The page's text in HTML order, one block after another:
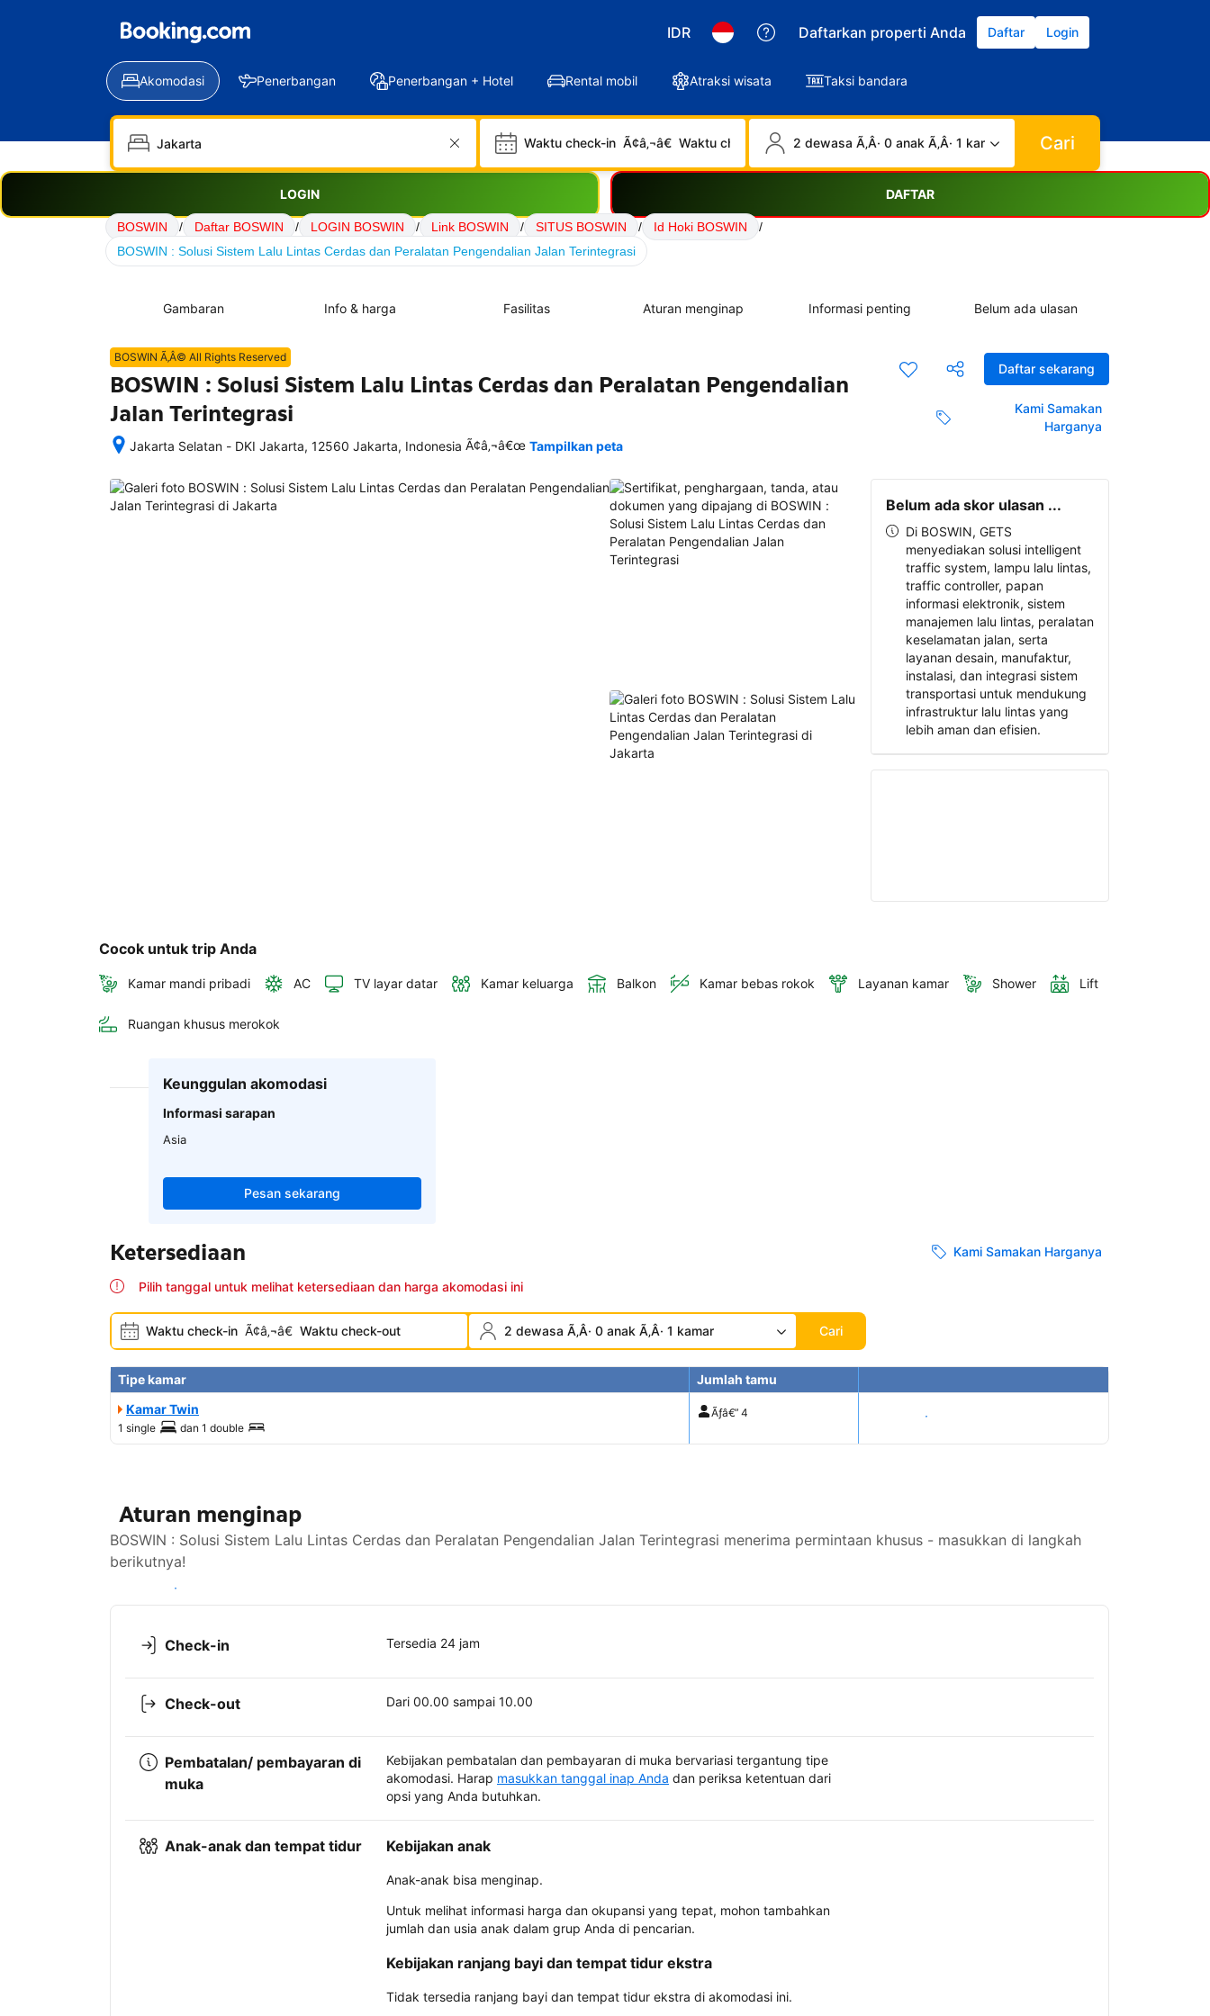
IDR Daftarkan properti Anda Daftar Login
Akomodasi Penerbangan Penerbangan + Hotel Rental mobil Atraksi wisata Taksi bandara
Waktu check-in Ã¢â‚¬â€ Waktu check-out 2 dewasa Ã‚Â· 0 anak Ã‚Â· 1 kamar Cari
LOGIN DAFTAR
BOSWIN / Daftar BOSWIN / LOGIN BOSWIN / Link BOSWIN / SITUS BOSWIN / Id Hoki BOSWIN
/
BOSWIN : Solusi Sistem Lalu Lintas Cerdas dan Peralatan Pengendalian Jalan Terintegrasi
Gambaran Info & harga Fasilitas Aturan menginap Informasi penting Belum ada ulasan
Daftar sekarang
Kami Samakan
Harganya
BOSWIN Ã‚Â© All Rights Reserved
BOSWIN : Solusi Sistem Lalu Lintas Cerdas dan Peralatan Pengendalian
Jalan Terintegrasi
Jakarta Selatan - DKI Jakarta, 12560 Jakarta, Indonesia
memesan,
semua
Ã¢â‚¬â€œ Tampilkan peta
Belum ada skor ulasan ...
Di BOSWIN, GETS
menyediakan solusi intelligent
traffic system, lampu lalu lintas,
traffic controller, papan
informasi elektronik, sistem
manajemen lalu lintas, peralatan
keselamatan jalan, serta
layanan desain, manufaktur,
instalasi, dan integrasi sistem
transportasi untuk mendukung
infrastruktur lalu lintas yang
lebih aman dan efisien.
Cocok untuk trip Anda
Kamar mandi pribadi AC TV layar datar Kamar keluarga Balkon Kamar bebas rokok Layanan kamar Shower Lift
Ruangan khusus merokok
Keunggulan akomodasi
Informasi sarapan
Asia
Pesan sekarang
Ketersediaan Kami Samakan Harganya
Pilih tanggal untuk melihat ketersediaan dan harga akomodasi ini
Waktu check-in Ã¢â‚¬â€ Waktu check-out 2 dewasa Ã‚Â· 0 anak Ã‚Â· 1 kamar Cari
Tipe kamar
Jumlah tamu
Kamar Twin
1 single dan 1 double
Ãƒâ€” 4 Tampilkan harga
Aturan menginap
BOSWIN : Solusi Sistem Lalu Lintas Cerdas dan Peralatan Pengendalian Jalan Terintegrasi menerima permintaan khusus - masukkan di langkah
berikutnya!
Lihat ketersediaan
Check-in Tersedia 24 jam
Check-out Dari 00.00 sampai 10.00
Pembatalan/ pembayaran di
muka
Kebijakan pembatalan dan pembayaran di muka bervariasi tergantung tipe
akomodasi. Harap masukkan tanggal inap Anda dan periksa ketentuan dari
opsi yang Anda butuhkan.
Anak-anak dan tempat tidur Kebijakan anak
Anak-anak bisa menginap.
Untuk melihat informasi harga dan okupansi yang tepat, mohon tambahkan
jumlah dan usia anak dalam grup Anda di pencarian.
Kebijakan ranjang bayi dan tempat tidur ekstra
Tidak tersedia ranjang bayi dan tempat tidur ekstra di akomodasi ini.